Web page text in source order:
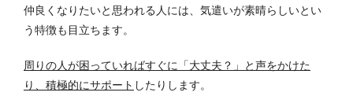
仲良くなりたいと思われる人には、気遣いが素晴らしいとい
う特徴も目立ちます。
周りの人が困っていればすぐに「大丈夫？」と声をかけた
り、積極的にサポート したりします。